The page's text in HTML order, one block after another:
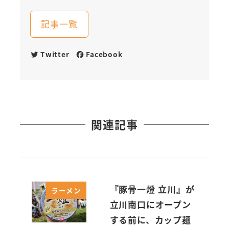
記事一覧
Twitter Facebook
関連記事
ラーメン
『豚骨一燈 立川』が
立川南口にオープン
する前に、カップ麺